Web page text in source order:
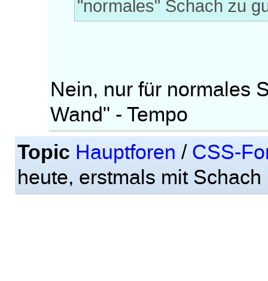
"normales" Schach zu
Nein, nur für normales
Wand" - Tempo
Topic Hauptforen / CSS-
heute, erstmals mit Schach